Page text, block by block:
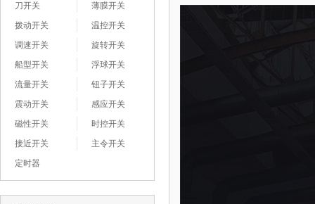
刀开关
薄膜开关
拨动开关
温控开关
调速开关
旋转开关
船型开关
浮球开关
流量开关
钮子开关
震动开关
感应开关
磁性开关
时控开关
接近开关
主令开关
定时器